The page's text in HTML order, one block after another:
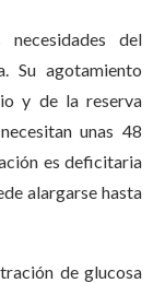
del
Su agotamiento
y de la reserva
unas 48
es deficitaria
alargarse hasta
de glucosa